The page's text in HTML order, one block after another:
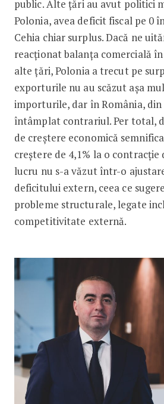
public. Alte țări au avut politici
Polonia, avea deficit fiscal pe 0
Cehia chiar surplus. Dacă ne
reacționat balanța comercială
alte țări, Polonia a trecut pe
exporturile nu au scăzut așa
importurile, dar în România, din
întâmplat contrariul. Per total,
de creștere economică
creștere de 4,1% la o contracție
lucru nu s-a văzut într-o
deficitului extern, ceea ce
probleme structurale, legate
competitivitate externă.